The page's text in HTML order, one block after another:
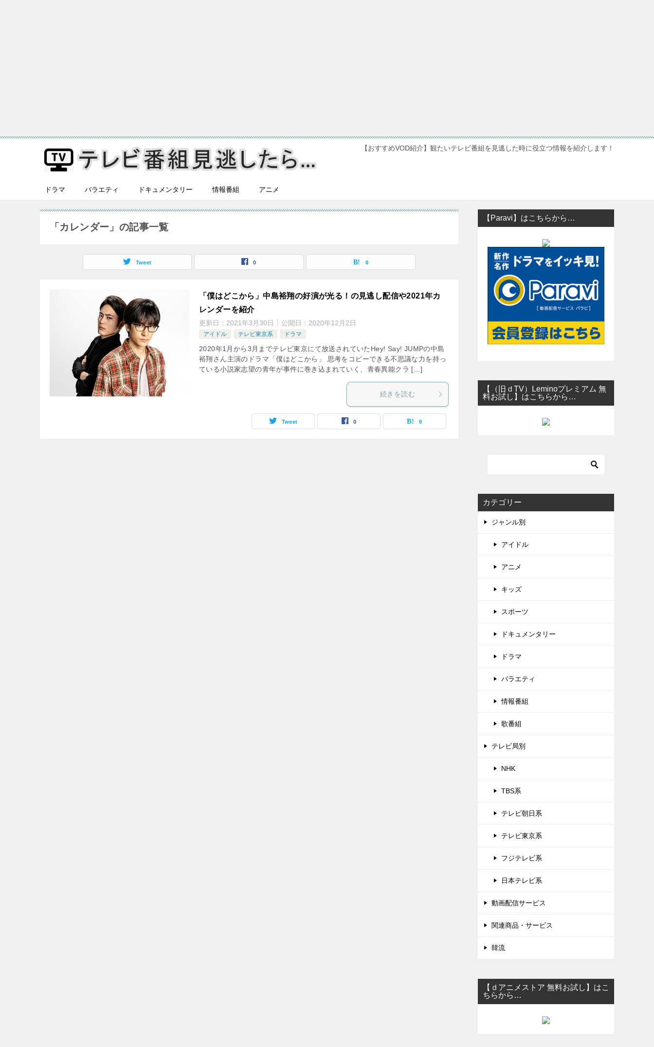
【おすすめVOD紹介】観たいテレビ番組を見逃した時に役立つ情報を紹介します！
ドラマ バラエティ ドキュメンタリー 情報番組 アニメ
「カレンダー」の記事一覧
Tweet 0 0
「僕はどこから」中島裕翔の好演が光る！の見逃し配信や2021年カ
レンダーを紹介
更新日： 2021年3月30日 公開日： 2020年12月2日
アイドル テレビ東京系 ドラマ
2020年1月から3月までテレビ東京にて放送されていたHey! Say! JUMPの中島
裕翔さん主演のドラマ「僕はどこから」 思考をコピーできる不思議な力を持っ
ている小説家志望の青年が事件に巻き込まれていく、青春異能クラ […]
続きを読む
Tweet 0 0
【Paravi】はこちらから…
【（旧ｄTV）Leminoプレミアム 無
料お試し】はこちらから…
カテゴリー
ジャンル別
アイドル
アニメ
キッズ
スポーツ
ドキュメンタリー
ドラマ
バラエティ
情報番組
歌番組
テレビ局別
NHK
TBS系
テレビ朝日系
テレビ東京系
フジテレビ系
日本テレビ系
動画配信サービス
関連商品・サービス
韓流
【ｄアニメストア 無料お試し】はこ
ちらから…